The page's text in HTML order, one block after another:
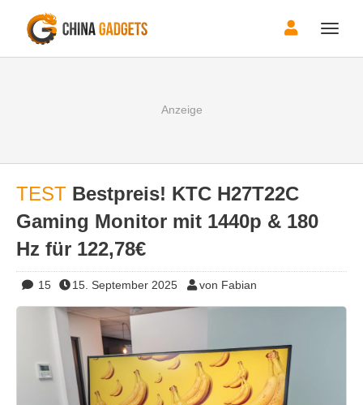
Toggle
TEST Bestpreis! KTC H27T22C
Gaming Monitor mit 1440p & 180
Hz für 122,78€
15 15. September 2025 von Fabian